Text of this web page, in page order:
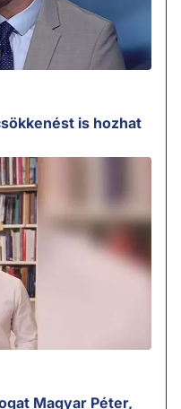
is hozhat
Magyar Péter,